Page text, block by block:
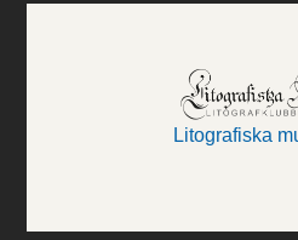
Litografiska